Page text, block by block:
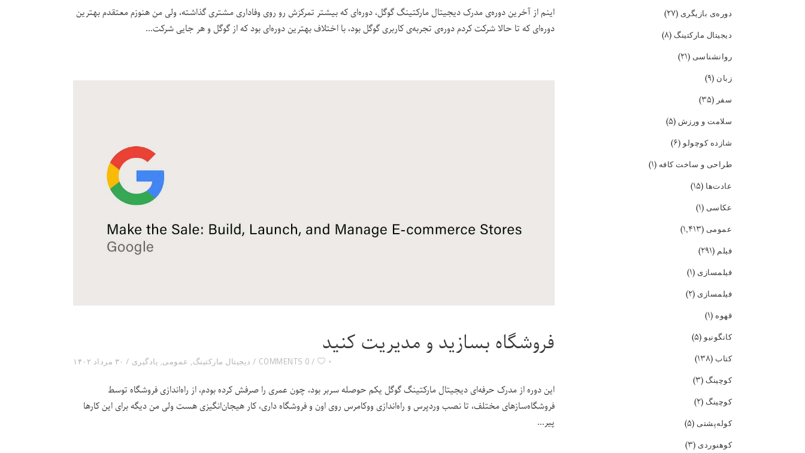
اینم از آخرین دوره‌ی مدرک دیجیتال مارکتینگ گوگل، دوره‌ای که بیشتر تمرکزش رو روی وفاداری مشتری گذاشته، ولی من هنوزم معتقدم بهترین
دوره‌ای که تا حالا شرکت کردم دوره‌ی تجربه‌ی کاربری گوگل بود، با اختلاف بهترین دوره‌ای بود که از گوگل و هر جایی شرکت
فروشگاه بسازید و مدیریت کنید
۳۰ مرداد ۱۴۰۲ دیجیتال مارکتینگ, عمومی, یادگیری 0 COMMENTS ۰
این دوره از مدرک حرفه‌ای دیجیتال مارکتینگ گوگل یکم حوصله‌ سربر بود، چون عمری را صرفش کرده بودم، از راه‌اندازی فروشگاه توسط
فروشگاه‌سازهای مختلف، تا نصب وردپرس و راه‌اندازی ووکامرس روی اون و فروشگاه داری، کار هیجان‌انگیزی هست ولی من دیگه برای این کارها
پیر
دوره‌ی بازیگری (۲۷)
دیجیتال مارکتینگ (۸)
روانشناسی (۲۱)
زبان (۹)
سفر(۳۵)
سلامت و ورزش (۵)
شازده کوچولو(۶)
طراحی و ساخت کافه (۱)
عادت‌ها (۱۵)
عکاسی (۱)
عمومی (۱,۴۱۳)
فیلم (۲۹۱)
فیلمسازی (۱)
فیلمسازی (۲)
قهوه (۱)
کانگونیو(۵)
کتاب (۱۳۸)
کوچینگ (۳)
کوچینگ (۲)
کوله‌پشتی (۵)
کوهنوردی (۳)